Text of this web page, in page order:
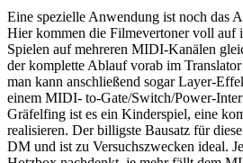
Eine spezielle Anwendung ist noch das
Hier kommen die Filmevertoner voll auf
Spielen auf mehreren MIDI-Kanälen
der komplette Ablauf vorab im
man kann anschließend sogar Layer-
einem MIDI- to-Gate/Switch/Power-
Gräfelfing ist es ein Kinderspiel, eine
realisieren. Der billigste Bausatz für
DM und ist zu Versuchszwecken ideal.